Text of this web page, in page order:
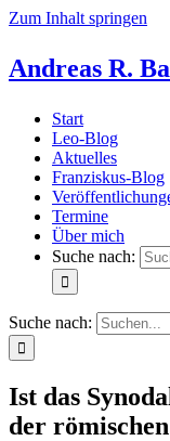
Zum Inhalt springen
Andreas R.
Start
Leo-Blog
Aktuelles
Franziskus-Blog
Termine
Über mich
Suche nach:
Suche nach:
Ist das
der